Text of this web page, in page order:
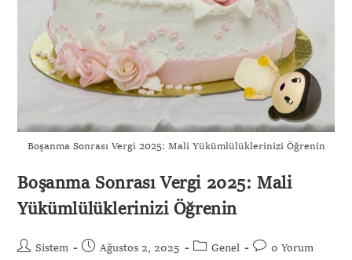
Boşanma Sonrası Vergi 2025: Mali Yükümlülüklerinizi Öğrenin
Boşanma Sonrası Vergi 2025: Mali
Yükümlülüklerinizi Öğrenin
Sistem Ağustos 2, 2025 Genel 0 Yorum
Gönder